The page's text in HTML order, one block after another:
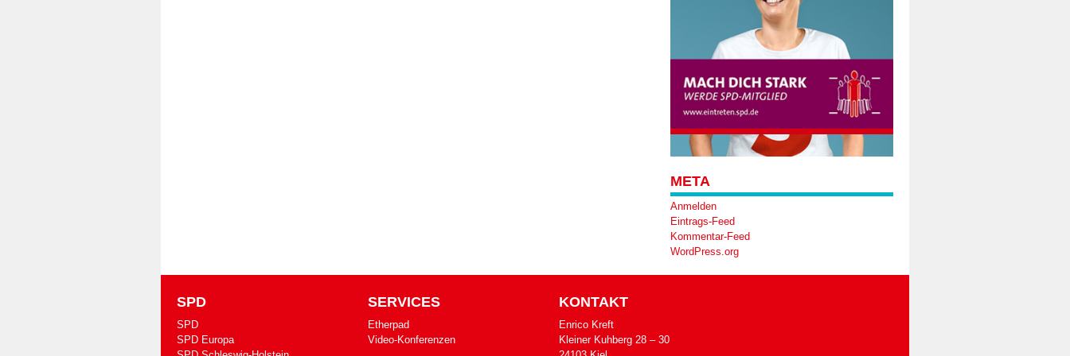
META
Anmelden
Eintrags-Feed
Kommentar-Feed
WordPress.org
SPD
SPD
SPD Europa
SERVICES
Etherpad
Video-Konferenzen
KONTAKT
Enrico Kreft
Klei­ner Kuh­berg 28 – 30